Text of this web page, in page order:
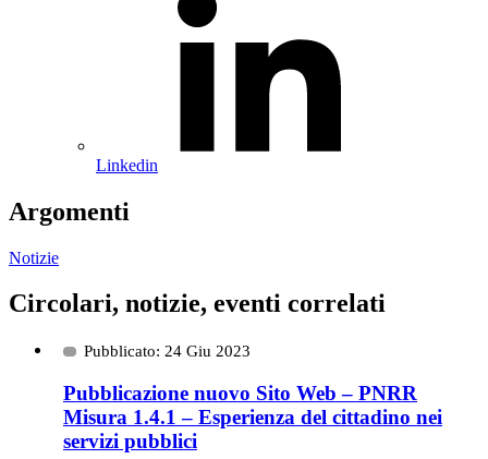
Linkedin
Argomenti
Notizie
Circolari, notizie, eventi correlati
Pubblicato: 24 Giu 2023
Pubblicazione nuovo Sito Web – PNRR
Misura 1.4.1 – Esperienza del cittadino nei
servizi pubblici